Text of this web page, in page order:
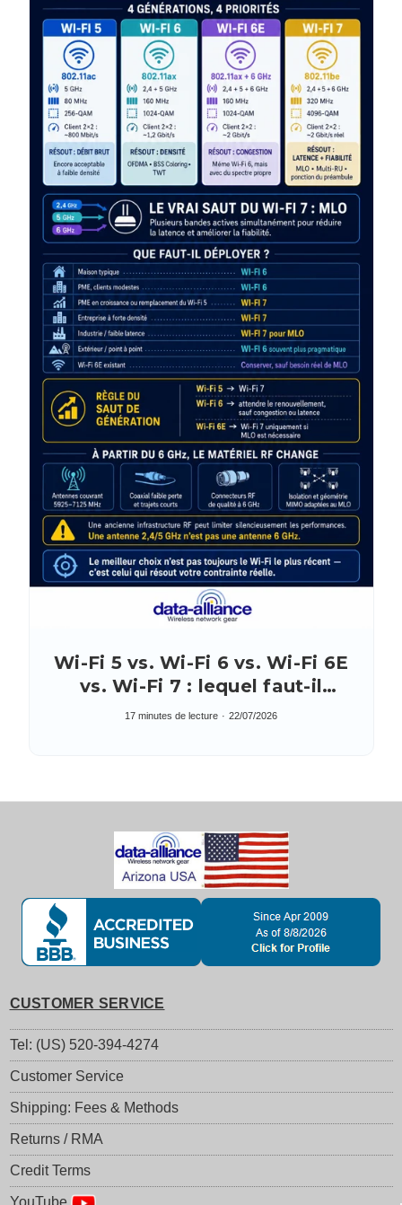
Wi-Fi 5 vs. Wi-Fi 6 vs. Wi-Fi 6E
vs. Wi-Fi 7 : lequel faut-il
réellement déployer ?
17 minutes de lecture 22/07/2026
CUSTOMER SERVICE
Tel: (US) 520-394-4274
Customer Service
Shipping: Fees & Methods
Returns / RMA
Credit Terms
YouTube